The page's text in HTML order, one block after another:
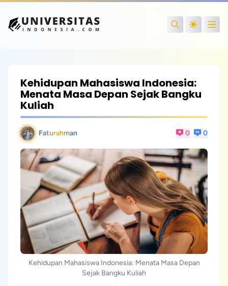
Search
Kehidupan Mahasiswa Indonesia:
Menata Masa Depan Sejak Bangku
Kuliah
Faturahman 0 0
Kehidupan Mahasiswa Indonesia: Menata Masa Depan
Sejak Bangku Kuliah